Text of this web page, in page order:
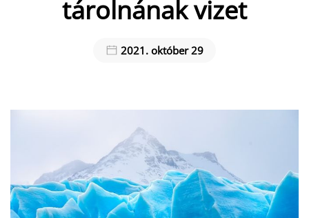
tárolnának vizet
2021. október 29